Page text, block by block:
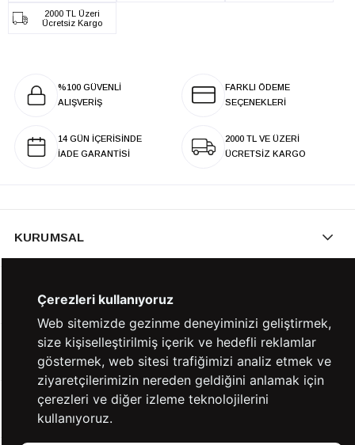
2000 TL Üzeri
Ücretsiz Kargo
%100 GÜVENLİ
ALIŞVERİŞ
FARKLI ÖDEME
SEÇENEKLERİ
14 GÜN İÇERİSİNDE
İADE GARANTİSİ
2000 TL VE ÜZERİ
ÜCRETSİZ KARGO
KURUMSAL
KATEGORİLER
YARDIM
BİZE ULAŞIN
Çerezleri kullanıyoruz
Web sitemizde gezinme deneyiminizi geliştirmek,
size kişiselleştirilmiş içerik ve hedefli reklamlar
göstermek, web sitesi trafiğimizi analiz etmek ve
ziyaretçilerimizin nereden geldiğini anlamak için
çerezleri ve diğer izleme teknolojilerini
kullanıyoruz.